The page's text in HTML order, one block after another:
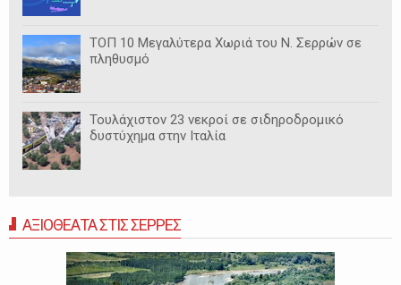
ΤΟΠ 10 Μεγαλύτερα Χωριά του Ν. Σερρών σε
πληθυσμό
Τουλάχιστον 23 νεκροί σε σιδηροδρομικό
δυστύχημα στην Ιταλία
ΑΞΙΟΘΕΑΤΑ ΣΤΙΣ ΣΕΡΡΕΣ